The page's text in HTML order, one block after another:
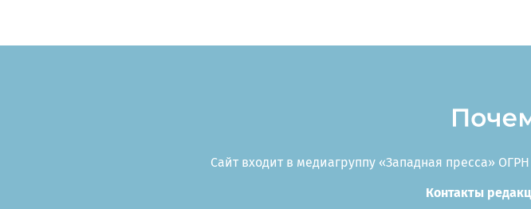
Сайт входит в медиагруппу «Западная пресса»
Контакты